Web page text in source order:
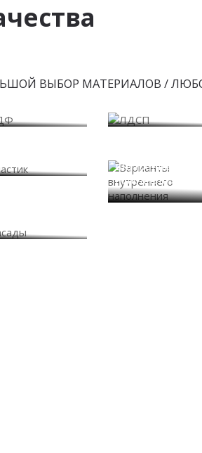
ВЫБОР МАТЕРИАЛОВ /
внутреннего
наполнения